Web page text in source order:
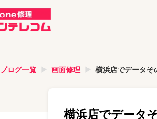
ブログ一覧 画面修理 横浜店でデータそ
横浜店でデータ